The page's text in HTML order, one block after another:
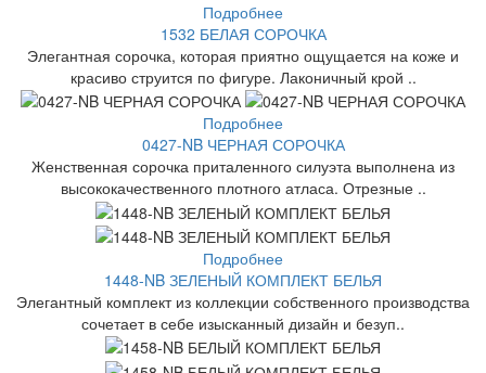
Подробнее
1532 БЕЛАЯ СОРОЧКА
Элегантная сорочка, которая приятно ощущается на коже и
красиво струится по фигуре. Лаконичный крой ..
Подробнее
0427-NB ЧЕРНАЯ СОРОЧКА
Женственная сорочка приталенного силуэта выполнена из
высококачественного плотного атласа. Отрезные ..
Подробнее
1448-NB ЗЕЛЕНЫЙ КОМПЛЕКТ БЕЛЬЯ
Элегантный комплект из коллекции собственного производства
сочетает в себе изысканный дизайн и безуп..